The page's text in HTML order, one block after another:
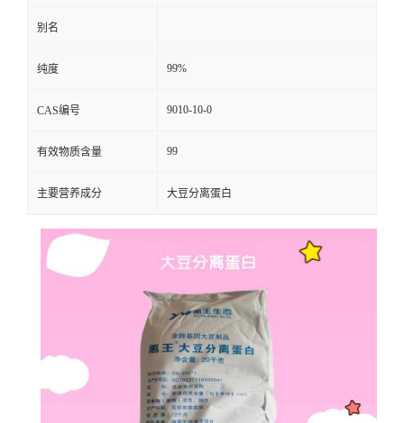
别名
纯度 99%
CAS编号 9010-10-0
有效物质含量 99
主要营养成分 大豆分离蛋白